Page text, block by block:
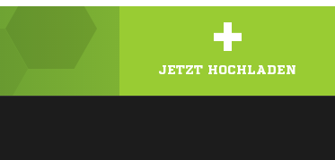
+
JETZT HOCHLADEN